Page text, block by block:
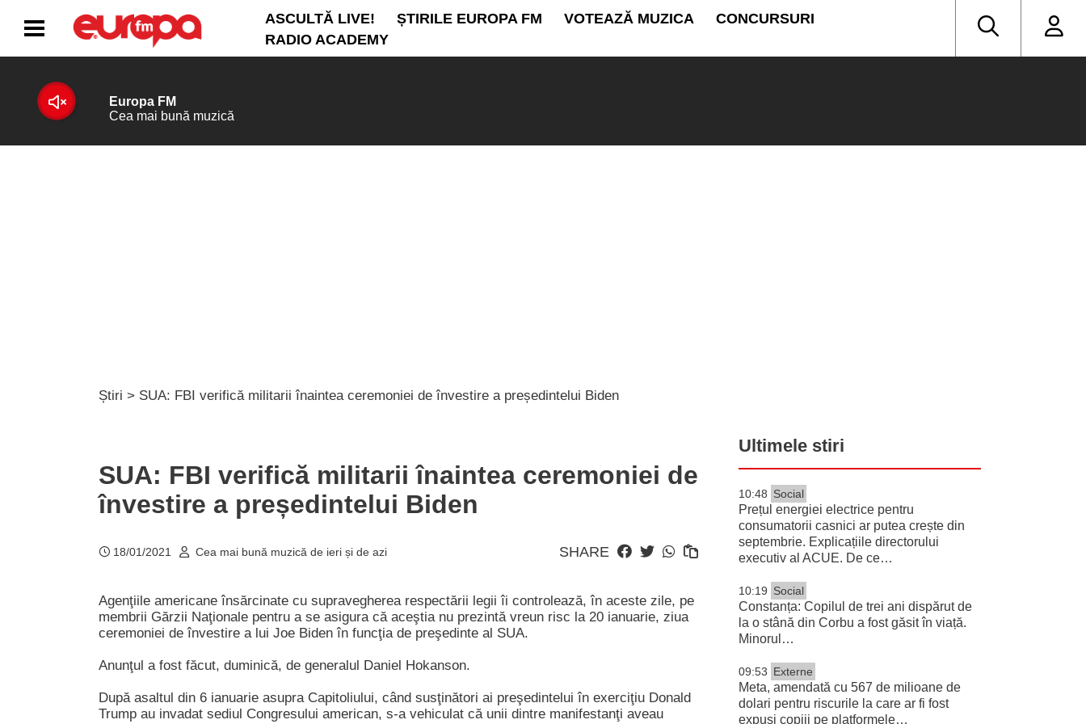
ASCULTĂ LIVE! ȘTIRILE EUROPA FM VOTEAZĂ MUZICA
CONCURSURI
RADIO ACADEMY
INNA
Morenito
Știri> SUA: FBI verifică militarii înaintea ceremoniei de învestire a președintelui Biden
SUA: FBI verifică militarii înaintea ceremoniei de
învestire a președintelui Biden
18/01/2021 Cea mai bună muzică de ieri și de azi SHARE
Agenţiile americane însărcinate cu supravegherea respectării legii îi controlează, în aceste zile, pe
membrii Gărzii Naţionale pentru a se asigura că aceştia nu prezintă vreun risc la 20 ianuarie, ziua
ceremoniei de învestire a lui Joe Biden în funcţia de preşedinte al SUA.
După asaltul din 6 ianuarie asupra Capitoliului, când susţinători ai preşedintelui în exerciţiu Donald
Ultimele stiri
10:48 Social
Prețul energiei electrice pentru
consumatorii casnici ar putea crește din
septembrie. Explicațiile directorului
10:19Social
Constanța: Copilul de trei ani dispărut de
la o stână din Corbu a fost găsit în viață.
Minorul…
09:53 Externe
Meta, amendată cu 567 de milioane de
ACASĂ